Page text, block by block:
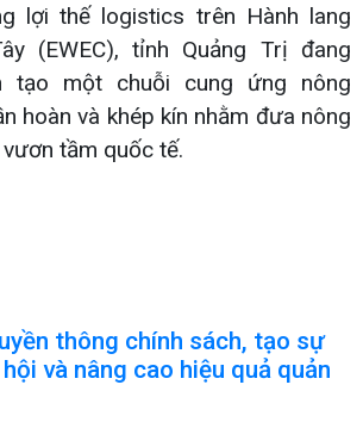
lợi thế logistics trên Hành lang
(EWEC), tỉnh Quảng Trị đang
tạo một chuỗi cung ứng nông
hoàn và khép kín nhằm đưa nông
tầm quốc tế.
thông chính sách, tạo sự
và nâng cao hiệu quả quản